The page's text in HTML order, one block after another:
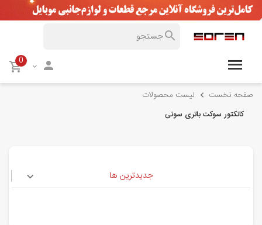
0
صفحه نخست لیست محصولات
کانکتور سوکت باتری سونی
جدیدترین ها